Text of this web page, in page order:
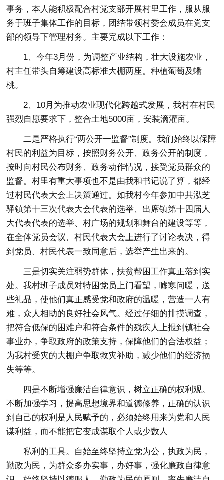
事务，本人能积极配合村党支部开展村里工作，服从服
务于班子集体工作的目标，团结带领村委会成员在党支
部的领导下管理村务。主要完成以下工作：
1、今年3月份，为调整产业结构，壮大设施农业，
村主任带头自筹建设高标准大棚两座。种植葡萄及蟠
桃。
2、10月为推动农业现代化跨越式发展，我村在村民
强烈自愿要求下，整合土地5000亩，安装滴灌亩。
二是严格执行“两公开一监督”制度。我们始终以保障
村民的利益为目标，按照财务公开、政务公开的制度，
按时向村民公布财务、政务动作情况，接受党员群众的
监督。村里有重大事项也不是由我和书记说了算，都经
过村民代表大会上决策通过。如我村今年参加中共泓芝
驿镇第十三次代表大会代表的选举、出席镇第十四届人
大代表代表的选举、村广场的规划和舞台的建设等等，
在全体党员会议、村民代表大会上进行了讨论表决，得
到党员、村民代表一致同意后，选举产生出来的。
三是切实关注弱势群体，扶贫帮困工作真正落到实
处。我村班子成员对特困党员上门看望，嘘寒问暖，送
些礼品，使他们真正感受党和政府的温暖，营造一人有
难，众人相助的良好社会风气。经过仔细的排摸调查，
把符合低保的困难户和符合条件的残疾人上报到镇社会
事业办，争取政府的政策支持，保障他们的合法权益；
为我村受灾的大棚户争取救灾补助，减少他们的经济损
失等等。
四是不断增强廉洁自律意识，树立正确的权利观。
不断加强学习，提高思想境界和道德修养，正确的认识
到自己的权利是人民赋予的，必须始终用来为党和人民
谋利益，而不能把它变成谋取个人或少数人
私利的工具。自始至终坚持立党为公，执政为民，
勤政为民，为群众多办实事，办好事，强化廉政自律意